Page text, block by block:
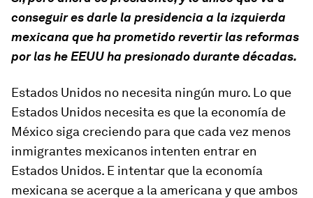
conseguir es darle la presidencia a la izquierda
mexicana que ha prometido revertir las reformas
por las he EEUU ha presionado durante décadas.
Estados Unidos no necesita ningún muro. Lo que
Estados Unidos necesita es que la economía de
México siga creciendo para que cada vez menos
inmigrantes mexicanos intenten entrar en
Estados Unidos. E intentar que la economía
mexicana se acerque a la americana y que ambos